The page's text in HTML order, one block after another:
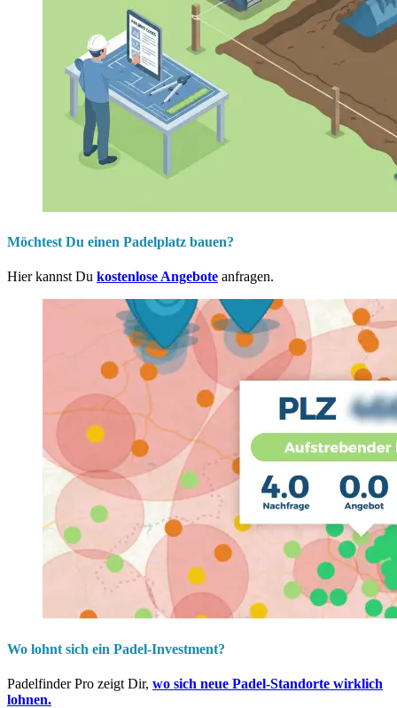
Möchtest Du einen Padelplatz bauen?
Hier kannst Du kostenlose Angebote anfragen.
Wo lohnt sich ein Padel-Investment?
Padelfinder Pro zeigt Dir, wo sich neue Padel-Standorte wirklich
lohnen.